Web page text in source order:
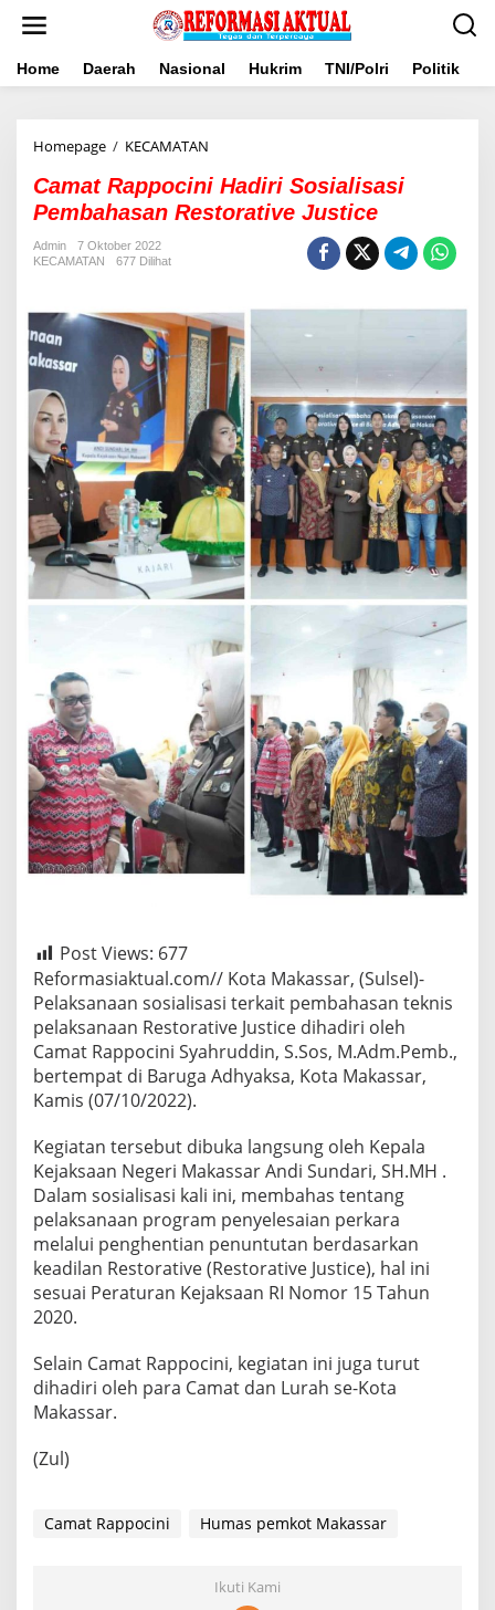
Home Daerah Nasional Hukrim TNI/Polri Politik
Homepage / KECAMATAN
Hadiri
Sosialisasi
Pembahasan
Camat Rappocini Hadiri Sosialisasi
Pembahasan Restorative Justice
Admin
7 Oktober 2022
KECAMATAN
677 Dilihat
Post Views: 677
Reformasiaktual.com// Kota Makassar, (Sulsel)-
Pelaksanaan sosialisasi terkait pembahasan teknis
pelaksanaan Restorative Justice dihadiri oleh
Camat Rappocini Syahruddin, S.Sos, M.Adm.Pemb.,
bertempat di Baruga Adhyaksa, Kota Makassar,
Kamis (07/10/2022).
Kegiatan tersebut dibuka langsung oleh Kepala
Kejaksaan Negeri Makassar Andi Sundari, SH.MH .
Dalam sosialisasi kali ini, membahas tentang
pelaksanaan program penyelesaian perkara
melalui penghentian penuntutan berdasarkan
keadilan Restorative (Restorative Justice), hal ini
sesuai Peraturan Kejaksaan RI Nomor 15 Tahun
2020.
Selain Camat Rappocini, kegiatan ini juga turut
dihadiri oleh para Camat dan Lurah se-Kota
Makassar.
(Zul)
Camat Rappocini Humas pemkot Makassar
Ikuti Kami